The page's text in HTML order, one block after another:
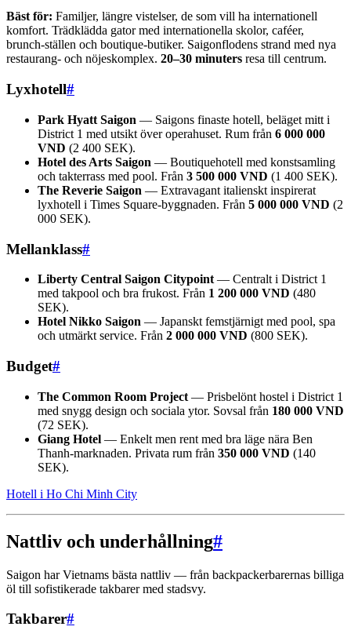
Bäst för: Familjer, längre vistelser, de som vill ha internationell
komfort. Trädklädda gator med internationella skolor, caféer,
brunch-ställen och boutique-butiker. Saigonflodens strand med nya
restaurang- och nöjeskomplex. 20–30 minuters resa till centrum.
Lyxhotell#
Park Hyatt Saigon — Saigons finaste hotell, beläget mitt i
District 1 med utsikt över operahuset. Rum från 6 000 000
VND (2 400 SEK).
Hotel des Arts Saigon — Boutiquehotell med konstsamling
och takterrass med pool. Från 3 500 000 VND (1 400 SEK).
The Reverie Saigon — Extravagant italienskt inspirerat
lyxhotell i Times Square-byggnaden. Från 5 000 000 VND (2
000 SEK).
Mellanklass#
Liberty Central Saigon Citypoint — Centralt i District 1
med takpool och bra frukost. Från 1 200 000 VND (480
SEK).
Hotel Nikko Saigon — Japanskt femstjärnigt med pool, spa
och utmärkt service. Från 2 000 000 VND (800 SEK).
Budget#
The Common Room Project — Prisbelönt hostel i District 1
med snygg design och sociala ytor. Sovsal från 180 000 VND
(72 SEK).
Giang Hotel — Enkelt men rent med bra läge nära Ben
Thanh-marknaden. Privata rum från 350 000 VND (140
SEK).
Hotell i Ho Chi Minh City
Nattliv och underhållning#
Saigon har Vietnams bästa nattliv — från backpackerbarernas billiga
öl till sofistikerade takbarer med stadsvy.
Takbarer#